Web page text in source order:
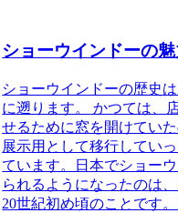
ショーウインドーの魅
ショーウインドーの歴史
に遡ります。
かつては、
せるために窓を開けてい
展示用として移行してい
ています。日本でショー
られるようになったのは
20世紀初め頃のことです